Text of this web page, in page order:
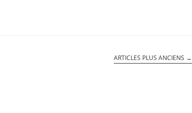
ARTICLES PLUS ANCIENS →